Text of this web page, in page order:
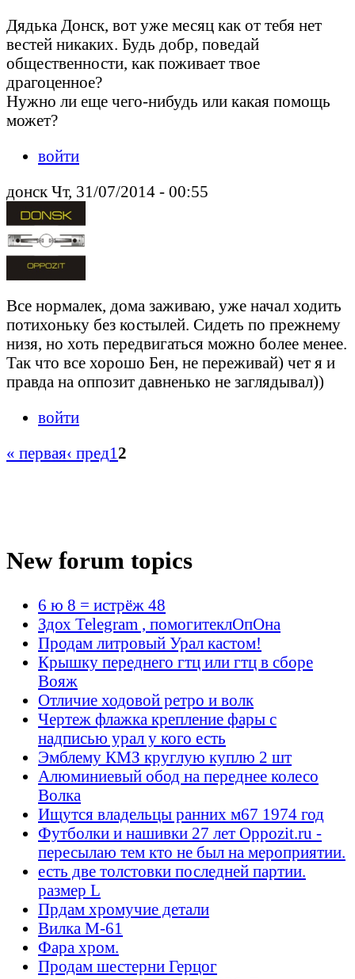
Дядька Донск, вот уже месяц как от тебя нет
вестей никаких. Будь добр, поведай
общественности, как поживает твое
драгоценное?
Нужно ли еще чего-нибудь или какая помощь
может?
войти
донск Чт, 31/07/2014 - 00:55
Все нормалек, дома заживаю, уже начал ходить
потихоньку без костылей. Сидеть по прежнему
низя, но хоть передвигаться можно более менее.
Так что все хорошо Бен, не переживай) чет я и
правда на оппозит давненько не заглядывал))
войти
« первая‹ пред12
New forum topics
6 ю 8 = истрёж 48
Здох Telegram , помогитеклОпОна
Продам литровый Урал кастом!
Крышку переднего гтц или гтц в сборе
Вояж
Отличие ходовой ретро и волк
Чертеж флажка крепление фары с
надписью урал у кого есть
Эмблему КМЗ круглую куплю 2 шт
Алюминиевый обод на переднее колесо
Волка
Ищутся владельцы ранних м67 1974 год
Футболки и нашивки 27 лет Oppozit.ru -
пересылаю тем кто не был на мероприятии.
есть две толстовки последней партии.
размер L
Прдам хромучие детали
Вилка М-61
Фара хром.
Продам шестерни Герцог